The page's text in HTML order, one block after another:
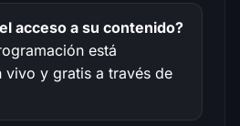
acceso a su contenido?
está
vivo y gratis a través de